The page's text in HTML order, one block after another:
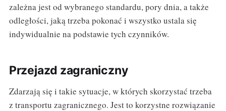
zależna jest od wybranego standardu, pory dnia, a także
odległości, jaką trzeba pokonać i wszystko ustala się
indywidualnie na podstawie tych czynników.
Przejazd zagraniczny
Zdarzają się i takie sytuacje, w których skorzystać trzeba
z transportu zagranicznego. Jest to korzystne rozwiązanie